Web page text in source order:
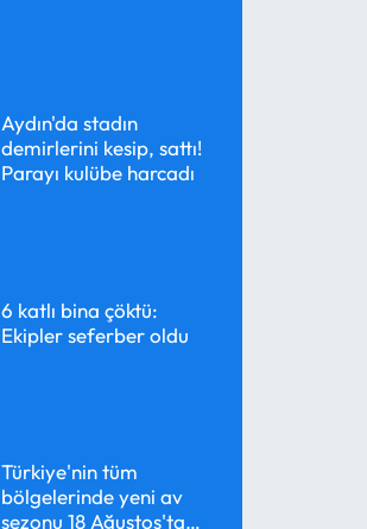
Aydın'da stadın
demirlerini kesip, sattı!
Parayı kulübe harcadı
6 katlı bina çöktü:
Ekipler seferber oldu
Türkiye'nin tüm
bölgelerinde yeni av
sezonu 18 Ağustos'ta